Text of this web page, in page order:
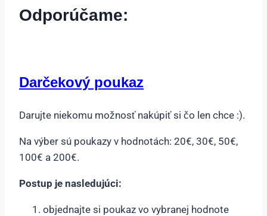
Odporúčame:
Darčekový poukaz
Darujte niekomu možnosť nakúpiť si čo len chce :).
Na výber sú poukazy v hodnotách: 20€, 30€, 50€,
100€ a 200€.
Postup je nasledujúci:
objednajte si poukaz vo vybranej hodnote